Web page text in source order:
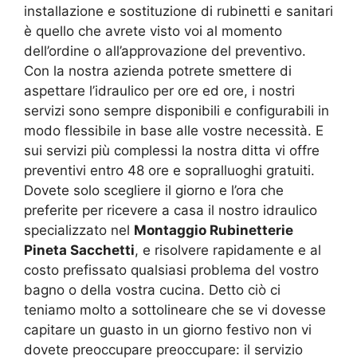
installazione e sostituzione di rubinetti e sanitari
è quello che avrete visto voi al momento
dell’ordine o all’approvazione del preventivo.
Con la nostra azienda potrete smettere di
aspettare l’idraulico per ore ed ore, i nostri
servizi sono sempre disponibili e configurabili in
modo flessibile in base alle vostre necessità. E
sui servizi più complessi la nostra ditta vi offre
preventivi entro 48 ore e sopralluoghi gratuiti.
Dovete solo scegliere il giorno e l’ora che
preferite per ricevere a casa il nostro idraulico
specializzato nel Montaggio Rubinetterie
Pineta Sacchetti, e risolvere rapidamente e al
costo prefissato qualsiasi problema del vostro
bagno o della vostra cucina. Detto ciò ci
teniamo molto a sottolineare che se vi dovesse
capitare un guasto in un giorno festivo non vi
dovete preoccupare preoccupare: il servizio